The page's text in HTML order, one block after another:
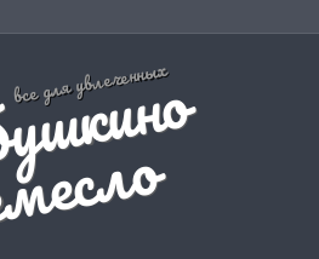
все для увлеченных